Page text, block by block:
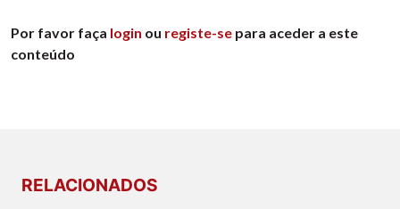
Por favor faça login ou registe-se para aceder a este
conteúdo
RELACIONADOS